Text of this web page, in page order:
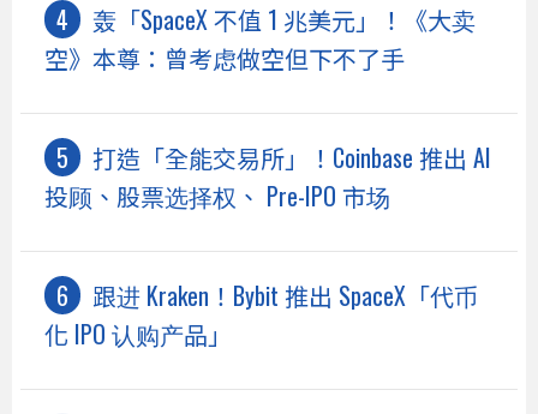
轰「SpaceX 不值 1 兆美元」！《大卖
空》本尊：曾考虑做空但下不了手
打造「全能交易所」！Coinbase 推出 AI
投顾、股票选择权、 Pre-IPO 市场
跟进 Kraken！Bybit 推出 SpaceX「代币
化 IPO 认购产品」